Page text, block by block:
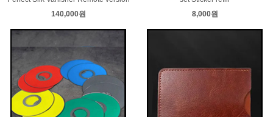
140,000원
8,000원